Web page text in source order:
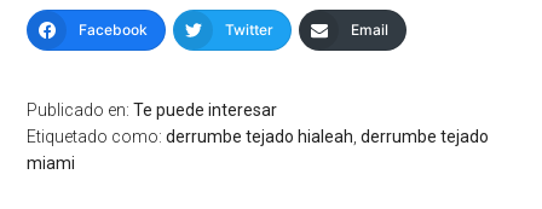
Facebook Twitter Email
Publicado en:Te puede interesar
Etiquetado como:derrumbe tejado hialeah ,derrumbe tejado
miami